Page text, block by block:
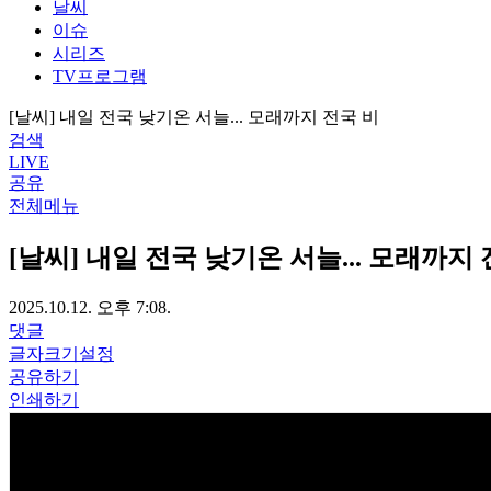
날씨
이슈
시리즈
TV프로그램
[날씨] 내일 전국 낮기온 서늘... 모래까지 전국 비
검색
LIVE
공유
전체메뉴
[날씨] 내일 전국 낮기온 서늘... 모래까지
2025.10.12. 오후 7:08.
댓글
글자크기설정
공유하기
인쇄하기